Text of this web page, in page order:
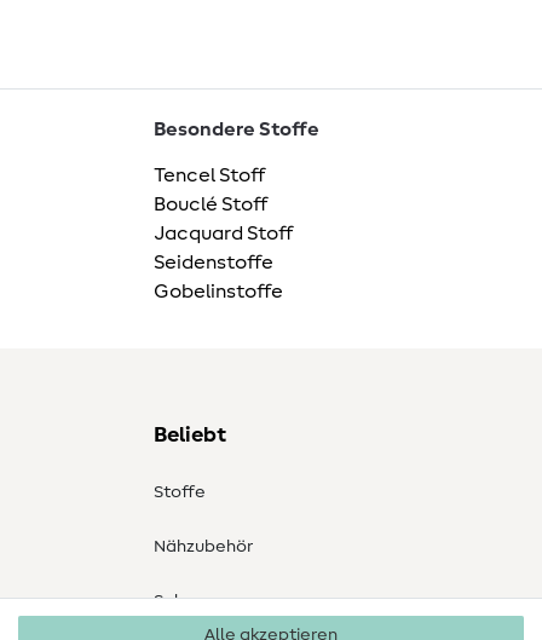
Besondere Stoffe
Tencel Stoff
Bouclé Stoff
Jacquard Stoff
Seidenstoffe
Gobelinstoffe
Beliebt
Stoffe
Nähzubehör
Sale
Alle akzeptieren